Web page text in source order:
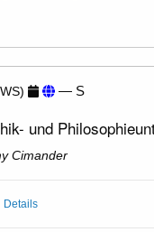
— S
und
Cimander
Details